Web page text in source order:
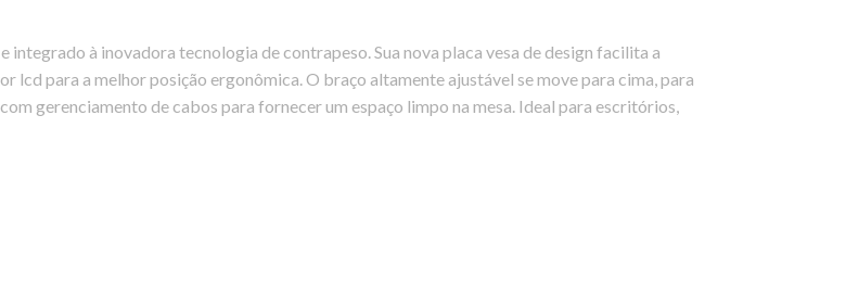
à inovadora tecnologia de contrapeso. Sua nova placa vesa de design facilita a
lcd para a melhor posição ergonômica. O braço altamente ajustável se move para cima, para
gerenciamento de cabos para fornecer um espaço limpo na mesa. Ideal para escritórios,